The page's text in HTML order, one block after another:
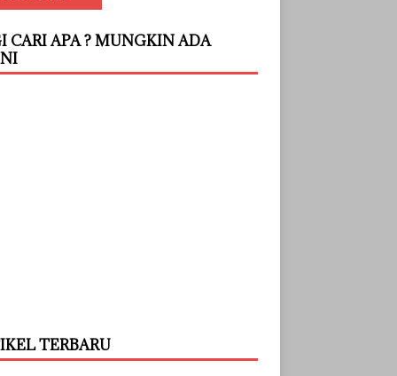
CARI APA ? MUNGKIN ADA
TERBARU